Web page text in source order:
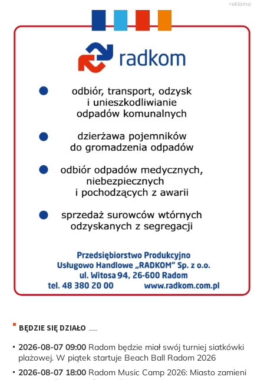
BĘDZIE SIĘ DZIAŁO
2026-08-07 09:00 Radom będzie miał swój turniej siatkówki
plażowej. W piątek startuje Beach Ball Radom 2026
2026-08-07 18:00 Radom Music Camp 2026: Miasto zamieni